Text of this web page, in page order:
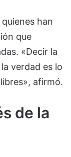
han
que
«Decir la
verdad es lo
afirmó.
de la